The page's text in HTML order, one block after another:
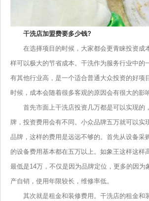
干洗店加盟费要多少钱?
在选择项目的时候，大家都会更青睐投资成
样可以极大的节省成本。干洗作为服务行业中的
有其他行业高，是一个适合普通大众投资的好项
时候，成本会随着很多客观的原因会有很大的影
首先市面上干洗店投资几万都是可以实现的
牌，投资费用会有不同。小众品牌五万就可以实
品牌，这样的费用是远远不够的。首先从设备采
的设备费用基本都在五万以上。如象王这样这样
最低是14万，不仅是因为品牌定位，更多的因为
产自销，使用年限较长，维修率低。
其次就是租金和装修费用。干洗店的租金和